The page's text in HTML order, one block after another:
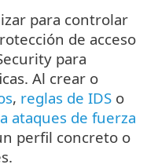
para controlar
de acceso
para
Al crear o
, reglas de IDS o
ataques de fuerza
perfil concreto o